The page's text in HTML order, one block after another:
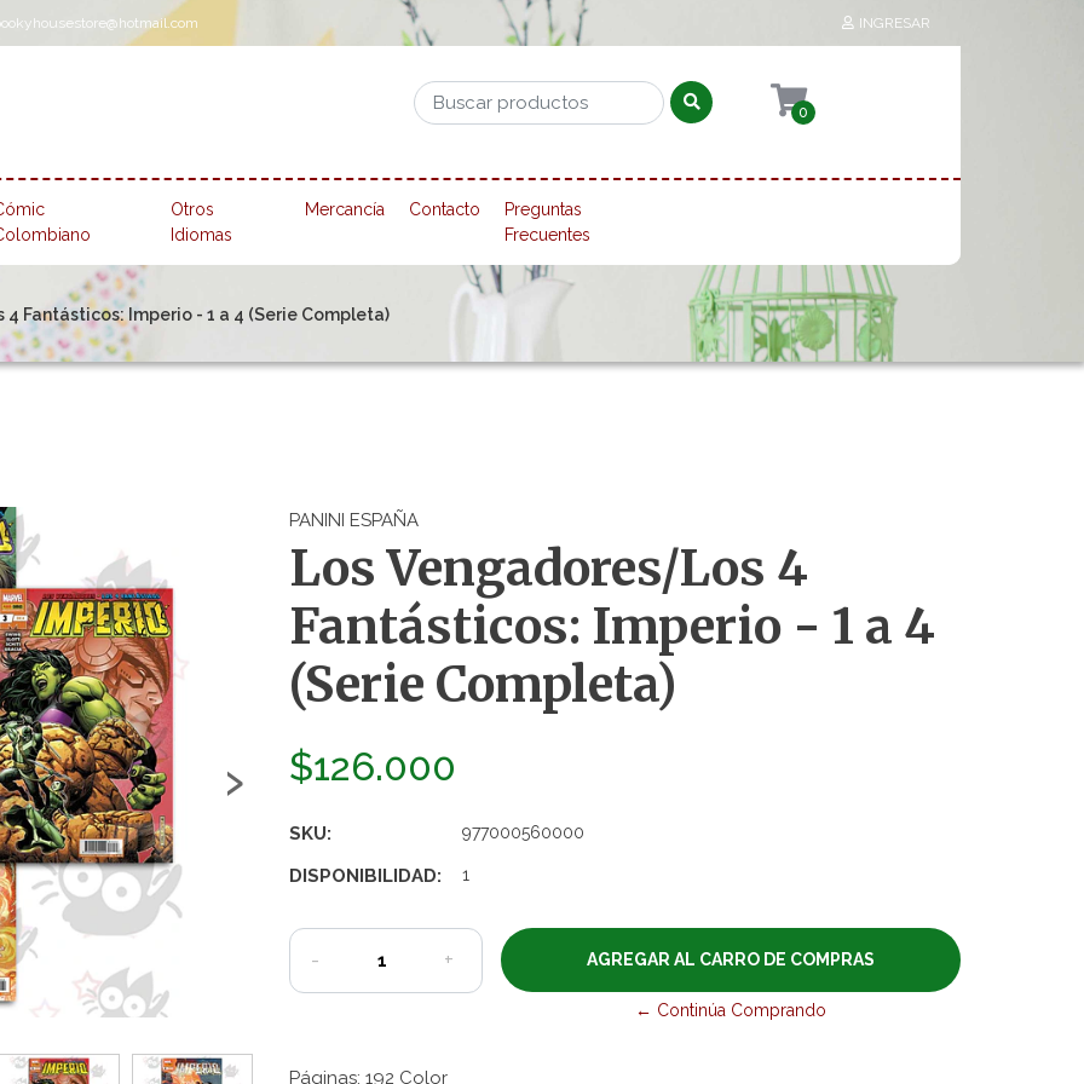
INGRESAR
0
Otros
Idiomas
Mercancía Contacto
Preguntas
Frecuentes
Fantásticos: Imperio - 1 a 4 (Serie Completa)
›
PANINI ESPAÑA
Los Vengadores/Los 4
Fantásticos: Imperio - 1 a 4
(Serie Completa)
$126.000
SKU: 977000560000
DISPONIBILIDAD: 1
- +
← Continúa Comprando
Páginas: 192 Color